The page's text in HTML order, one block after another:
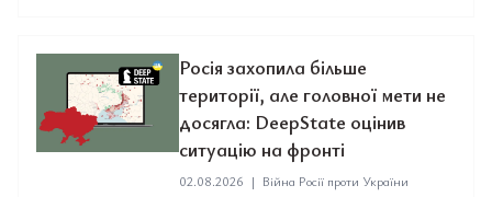
Росія захопила більше
території, але головної мети не
досягла: DeepState оцінив
ситуацію на фронті
02.08.2026 | Війна Росії проти України